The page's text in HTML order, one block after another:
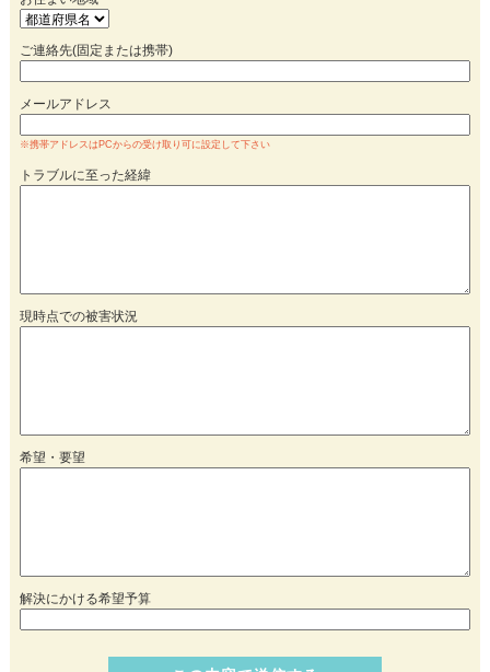
ご連絡先(固定または携帯)
メールアドレス
※携帯アドレスはPCからの受け取り可に設定して下さい
トラブルに至った経緯
現時点での被害状況
希望・要望
解決にかける希望予算